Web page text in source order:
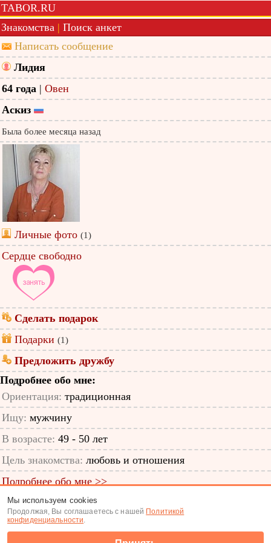
TABOR.RU
Знакомства | Поиск анкет
Написать сообщение
Лидия
64 года | Овен
Аскиз
Была более месяца назад
Личные фото (1)
Сердце свободно
Сделать подарок
Подарки (1)
Предложить дружбу
Подробнее обо мне:
Ориентация: традиционная
Ищу: мужчину
В возрасте: 49 - 50 лет
Цель знакомства: любовь и отношения
Подробнее обо мне >>
ID анкеты: 52543073
Знакомства|Поиск анкет
Мы используем cookies
Продолжая, Вы соглашаетесь с нашей Политикой
конфиденциальности.